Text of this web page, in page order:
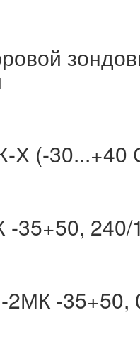
Х (-30...+40
35+50, 240/
-35+50,